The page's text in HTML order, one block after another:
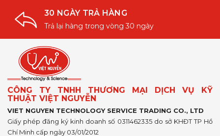
30 NGÀY TRẢ HÀNG
Trả lại hàng trong vòng 30 ngày
CÔNG TY TNHH THƯƠNG MẠI DỊCH VỤ KỸ
THUẬT VIỆT NGUYỄN
VIET NGUYEN TECHNOLOGY SERVICE TRADING CO., LTD
Giấy phép đăng ký kinh doanh số 0311462335 do sở KHĐT TP Hồ
Chí Minh cấp ngày 03/01/2012